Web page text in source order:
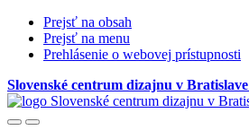
Prejsť na obsah
Prejsť na menu
Prehlásenie o webovej prístupnosti
Slovenské centrum dizajnu v Bratislave